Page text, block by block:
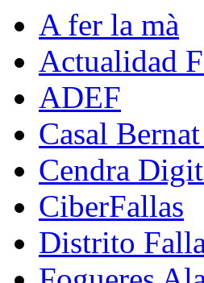
A fer la mà
Actualidad
ADEF
Casal
Cendra
CiberFallas
Distrito